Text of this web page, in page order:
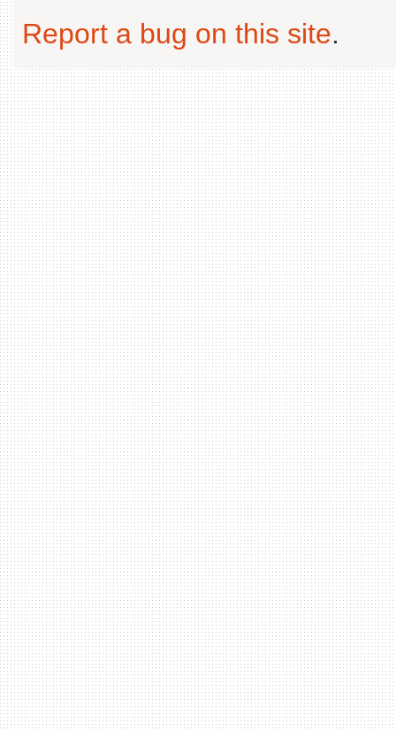
Report a bug on this site.